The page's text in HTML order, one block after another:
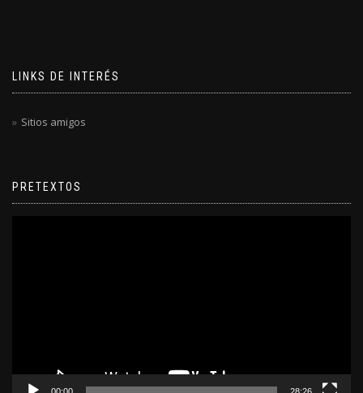
LINKS DE INTERÉS
Sitios amigos
PRETEXTOS